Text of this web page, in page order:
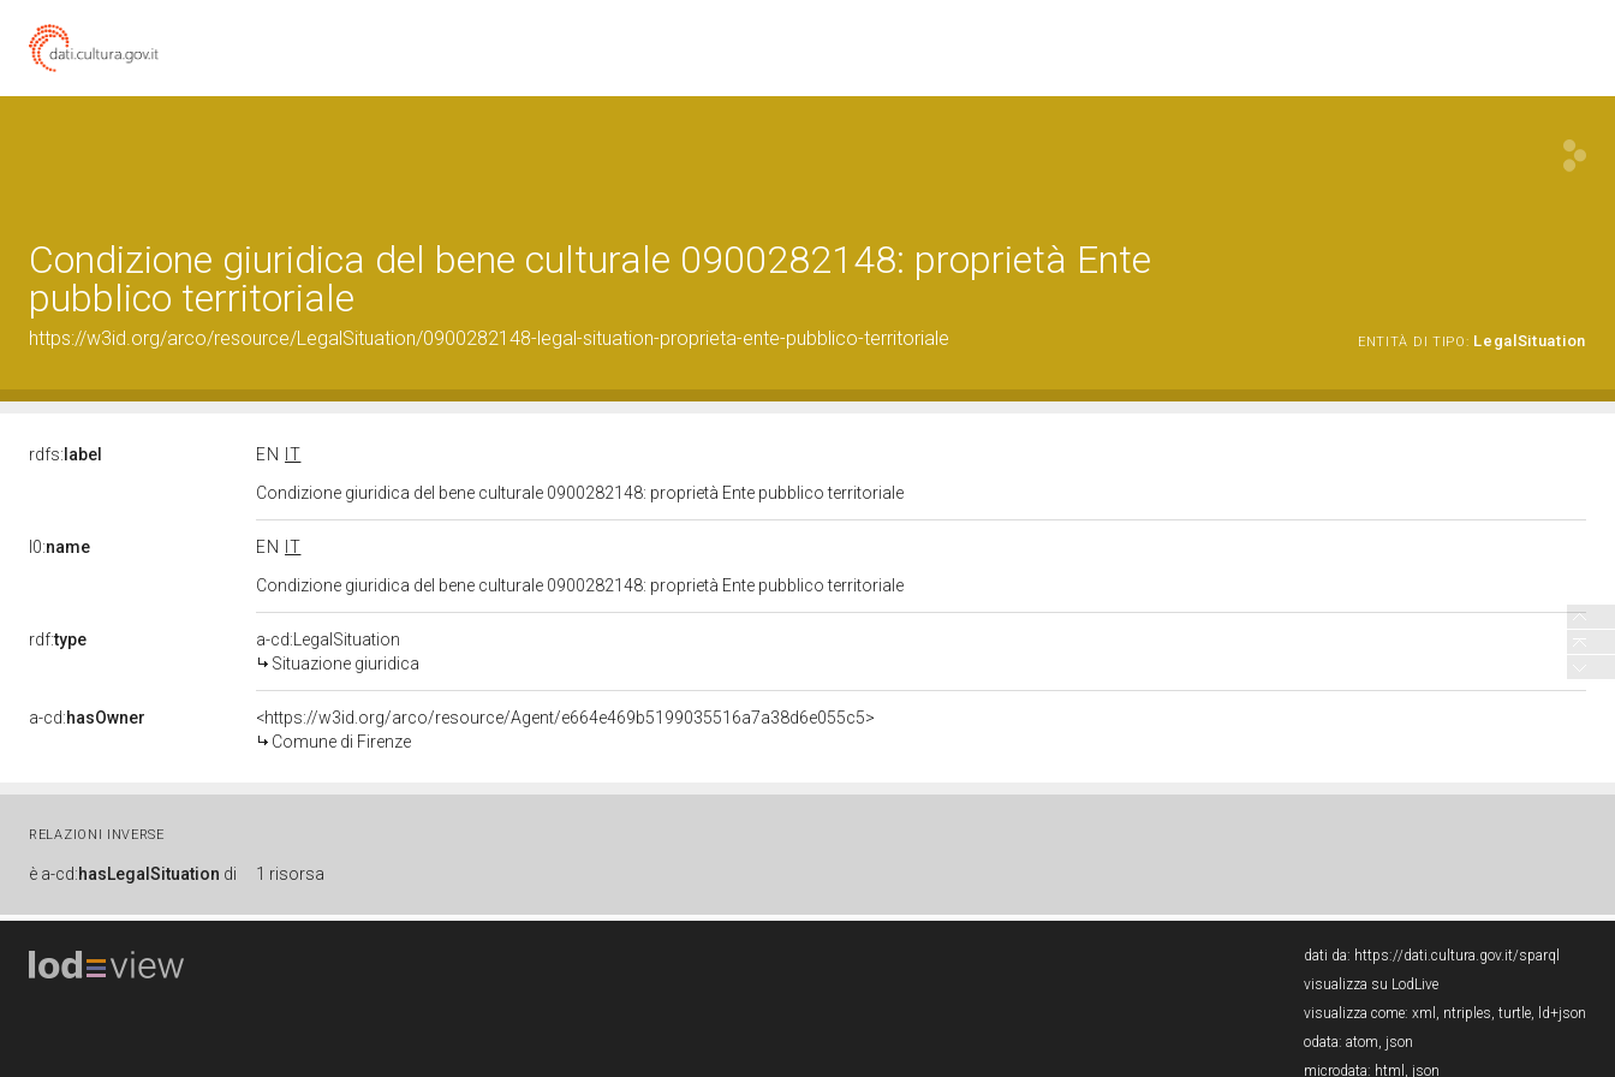
Condizione giuridica del bene culturale 0900282148: proprietà Ente
pubblico territoriale
https://w3id.org/arco/resource/LegalSituation/0900282148-legal-situation-proprieta-ente-pubblico-territoriale ENTITÀ DI TIPO: LegalSituation
rdfs: label EN
IT
Condizione giuridica del bene culturale 0900282148: proprietà Ente pubblico territoriale
l0:name EN
IT
Condizione giuridica del bene culturale 0900282148: proprietà Ente pubblico territoriale
rdf:type
a-cd:LegalSituation
Situazione giuridica
a-cd:hasOwner
<https://w3id.org/arco/resource/Agent/e664e469b5199035516a7a38d6e055c5>
Comune di Firenze
RELAZIONI INVERSE
è a-cd:hasLegalSituation di 1 risorsa
dati da: https://dati.cultura.gov.it/sparql
visualizza su LodLive
visualizza come: xml , ntriples, turtle, ld+json
odata: atom, json
microdata: html , json